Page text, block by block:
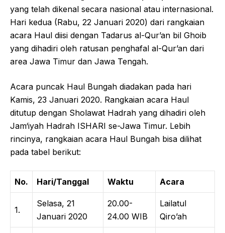
yang telah dikenal secara nasional atau internasional.
Hari kedua (Rabu, 22 Januari 2020) dari rangkaian
acara Haul diisi dengan Tadarus al-Qur’an bil Ghoib
yang dihadiri oleh ratusan penghafal al-Qur’an dari
area Jawa Timur dan Jawa Tengah.
Acara puncak Haul Bungah diadakan pada hari
Kamis, 23 Januari 2020. Rangkaian acara Haul
ditutup dengan Sholawat Hadrah yang dihadiri oleh
Jam‘iyah Hadrah ISHARI se-Jawa Timur. Lebih
rincinya, rangkaian acara Haul Bungah bisa dilihat
pada tabel berikut:
No. Hari/Tanggal Waktu Acara
1.
Selasa, 21
Januari 2020
20.00-
24.00 WIB
Lailatul
Qiro’ah